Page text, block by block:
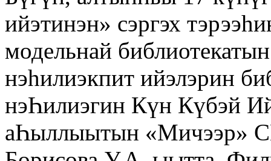
ийэтинэн» сэргэх
модельнай
нэһилиэкпит ийэлэрин
нэҺилиэгин Күн Күбэй
аҺыллыытын «Мичээр»